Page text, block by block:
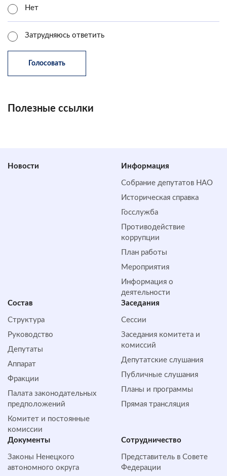
Нет
Затрудняюсь ответить
Полезные ссылки
Новости Информация
Собрание депутатов НАО
Историческая справка
Госслужба
Противодействие
коррупции
План работы
Мероприятия
Информация о
деятельности
Состав
Структура
Руководство
Депутаты
Аппарат
Фракции
Палата законодательных
предположений
Комитет и постоянные
комиссии
Заседания
Сессии
Заседания комитета и
комиссий
Депутатские слушания
Публичные слушания
Планы и программы
Прямая трансляция
Документы
Законы Ненецкого
автономного округа
Сотрудничество
Представитель в Совете
Федерации